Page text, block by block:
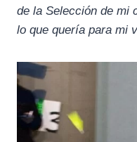
de la Selección de mi
lo que quería para mi